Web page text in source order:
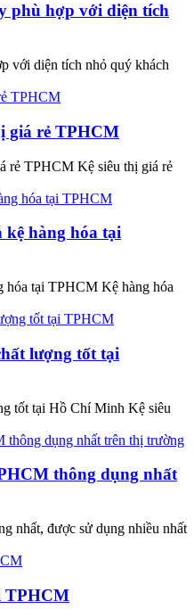
phù hợp với diện tích
với diện tích nhỏ quý khách
giá rẻ TPHCM
rẻ TPHCM Kệ siêu thị giá rẻ
kệ hàng hóa tại
hóa tại TPHCM Kệ hàng hóa
lượng tốt tại
tốt tại Hồ Chí Minh Kệ siêu
thông dụng nhất
nhất, được sử dụng nhiều nhất
TPHCM